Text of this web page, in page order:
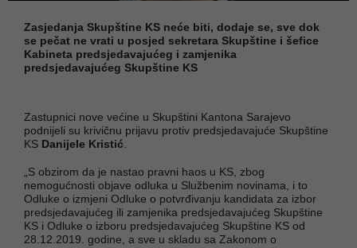
Zasjedanja Skupštine KS neće biti, dodaje se, sve dok
se pečat ne vrati u posjed sekretara Skupštine i šefice
Kabineta predsjedavajućeg i zamjenika
predsjedavajućeg Skupštine KS
Zastupnici nove većine u Skupštini Kantona Sarajevo
podnijeli su krivičnu prijavu protiv predsjedavajuće Skupštine
KS Danijele Kristić
„S obzirom da je nastao pravni haos u KS, zbog
nemogućnosti objave odluka u Službenim novinama, i to
Odluke o izmjeni Odluke o potvrđivanju kandidata za izbor
predsjedavajućeg ili zamjenika predsjedavajućeg Skupštine
KS i Odluke o izboru predsjedavajućeg Skupštine KS od
28.12.2019. godine, a sve u skladu sa Zakonom o